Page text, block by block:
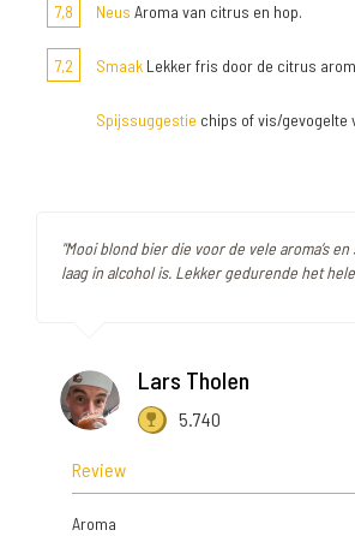
7,8 Neus Aroma van citrus en hop.
7,2 Smaak Lekker fris door de citrus
Spijssuggestie chips of vis/gevogelte
"Mooi blond bier die voor de vele aroma’s
laag in alcohol is. Lekker gedurende het
Lars Tholen
5.740
Review
Aroma